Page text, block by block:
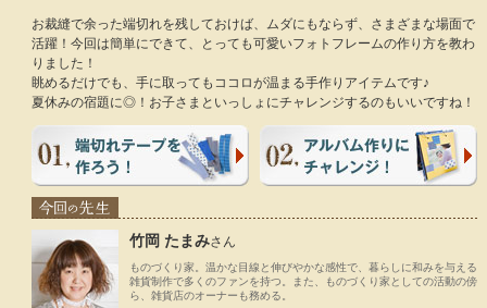
お裁縫で余った端切れを残しておけば、ムダにもならず、さまざまな場面で
活躍！今回は簡単にできて、とっても可愛いフォトフレームの作り方を教わ
りました！
眺めるだけでも、手に取ってもココロが温まる手作りアイテムです♪
夏休みの宿題に◎！お子さまといっしょにチャレンジするのもいいですね！
竹岡 たまみさん
ものづくり家。温かな目線と伸びやかな感性で、暮らしに和みを与える
雑貨制作で多くのファンを持つ。また、ものづくり家としての活動の傍
ら、雑貨店のオーナーも務める。